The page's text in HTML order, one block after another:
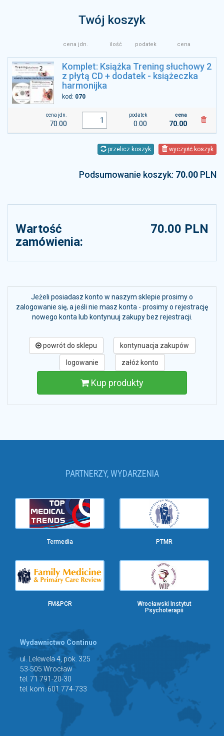
Twój koszyk
cena jdn. ilość podatek cena
Komplet: Książka Trening słuchowy 2
z płytą CD + dodatek - książeczka
harmonijka
kod: 070
cena jdn.
70.00
podatek
0.00
cena
70.00
przelicz koszyk wyczyść koszyk
Podsumowanie koszyk: 70.00 PLN
Wartość
zamówienia:
70.00 PLN
Jeżeli posiadasz konto w naszym sklepie prosimy o
zalogowanie się, a jeśli nie masz konta - prosimy o rejestrację
nowego konta lub kontynuuj zakupy bez rejestracji.
powrót do sklepu kontynuacja zakupów
logowanie załóż konto
Kup produkty
PARTNERZY, WYDARZENIA
Termedia PTMR
FM&PCR
Wrocławski Instytut
Psychoterapii
Wydawnictwo Continuo
ul. Lelewela 4, pok. 325
53-505 Wrocław
tel. 71 791-20-30
tel. kom. 601 774-733